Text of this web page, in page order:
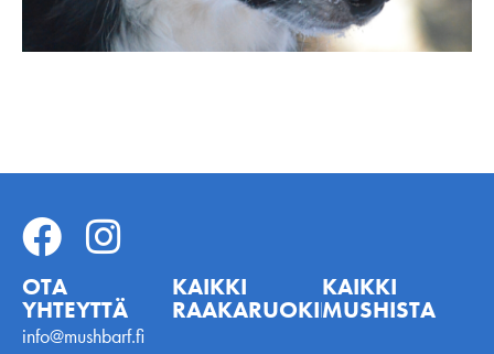
OTA
YHTEYTTÄ
info@mushbarf.fi
KAIKKI
RAAKARUOKINNASTA
KAIKKI
MUSHISTA